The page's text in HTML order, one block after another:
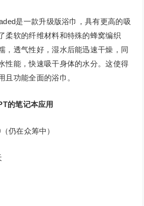
是一款升级版浴巾，具有更高的吸
柔软的纤维材料和特殊的蜂窝编织
，透气性好，湿水后能迅速干燥，同
性能，快速吸干身体的水分。这使得
且功能全面的浴巾。
的笔记本应用
仍在众筹中）